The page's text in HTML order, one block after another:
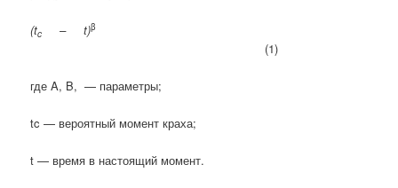
(tc – t)β
(1)
где A, B, — параметры;
tc — вероятный момент краха;
t — время в настоящий момент.